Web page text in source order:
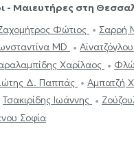
- Μαιευτήρες στη
Φώτιος
Σαρρή
MD
Χαρίλαος
Παναγιώτης Δ. Παππάς Αμπατζή
Τσακιρίδης Ιωάννης
Σοφία